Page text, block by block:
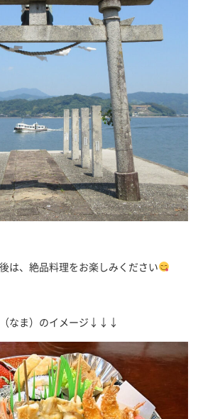
は、絶品料理をお楽しみください
（なま）のイメージ↓↓↓